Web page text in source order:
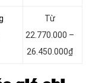
Từ
22.770.000 –
26.450.000₫